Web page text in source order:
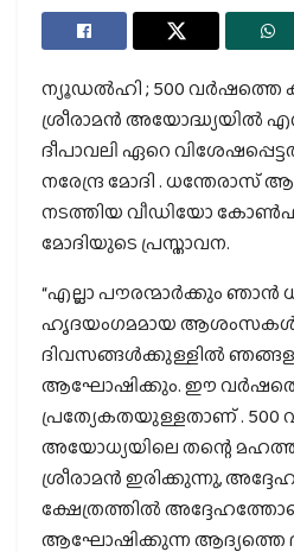
ന്യൂഡൽഹി ; 500 വർഷത്തെ
ശ്രീരാമൻ അയോദ്ധ്യയിൽ
ദീപാവലി ഏറെ
നരേന്ദ്ര മോദി . ധന്തേരാസ്
നടത്തിയ വീഡിയോ
മോദിയുടെ പ്രസ്താവന.
“എല്ലാ പൗരന്മാർക്കും ഞാൻ
ഹൃദയംഗമമായ ആശംസകൾ
ദിവസങ്ങൾക്കുള്ളിൽ
ആഘോഷിക്കും. ഈ വർഷത്തെ
പ്രത്യേകതയുള്ളതാണ് . 500
അയോധ്യയിലെ തന്റെ
ശ്രീരാമൻ ഇരിക്കുന്നു,
ക്ഷേത്രത്തിൽ
ആഘോഷിക്കുന്ന ആദ്യത്തെ